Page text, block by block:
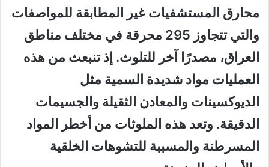
محارق المستشفيات غير المطابقة للمواصفات
والتي تتجاوز 295 محرقة في مختلف مناطق
العراق، مصدرًا آخر للتلوث. إذ تنبعث من هذه
العمليات مواد شديدة السمية مثل
الديوكسينات والمعادن الثقيلة والجسيمات
الدقيقة. وتعد هذه الملوثات من أخطر المواد
المسرطنة والمسببة للتشوهات الخلقية